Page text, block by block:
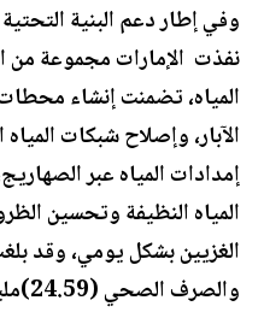
وفي إطار دعم البنية
نفذت الإمارات مجموعة من
المياه، تضمنت إنشاء
الآبار، وإصلاح شبكات
إمدادات المياه عبر
المياه النظيفة وتحسين
الغزيين بشكل يومي، وقد
والصرف الصحي (24.59)مليون درهم إماراتي.